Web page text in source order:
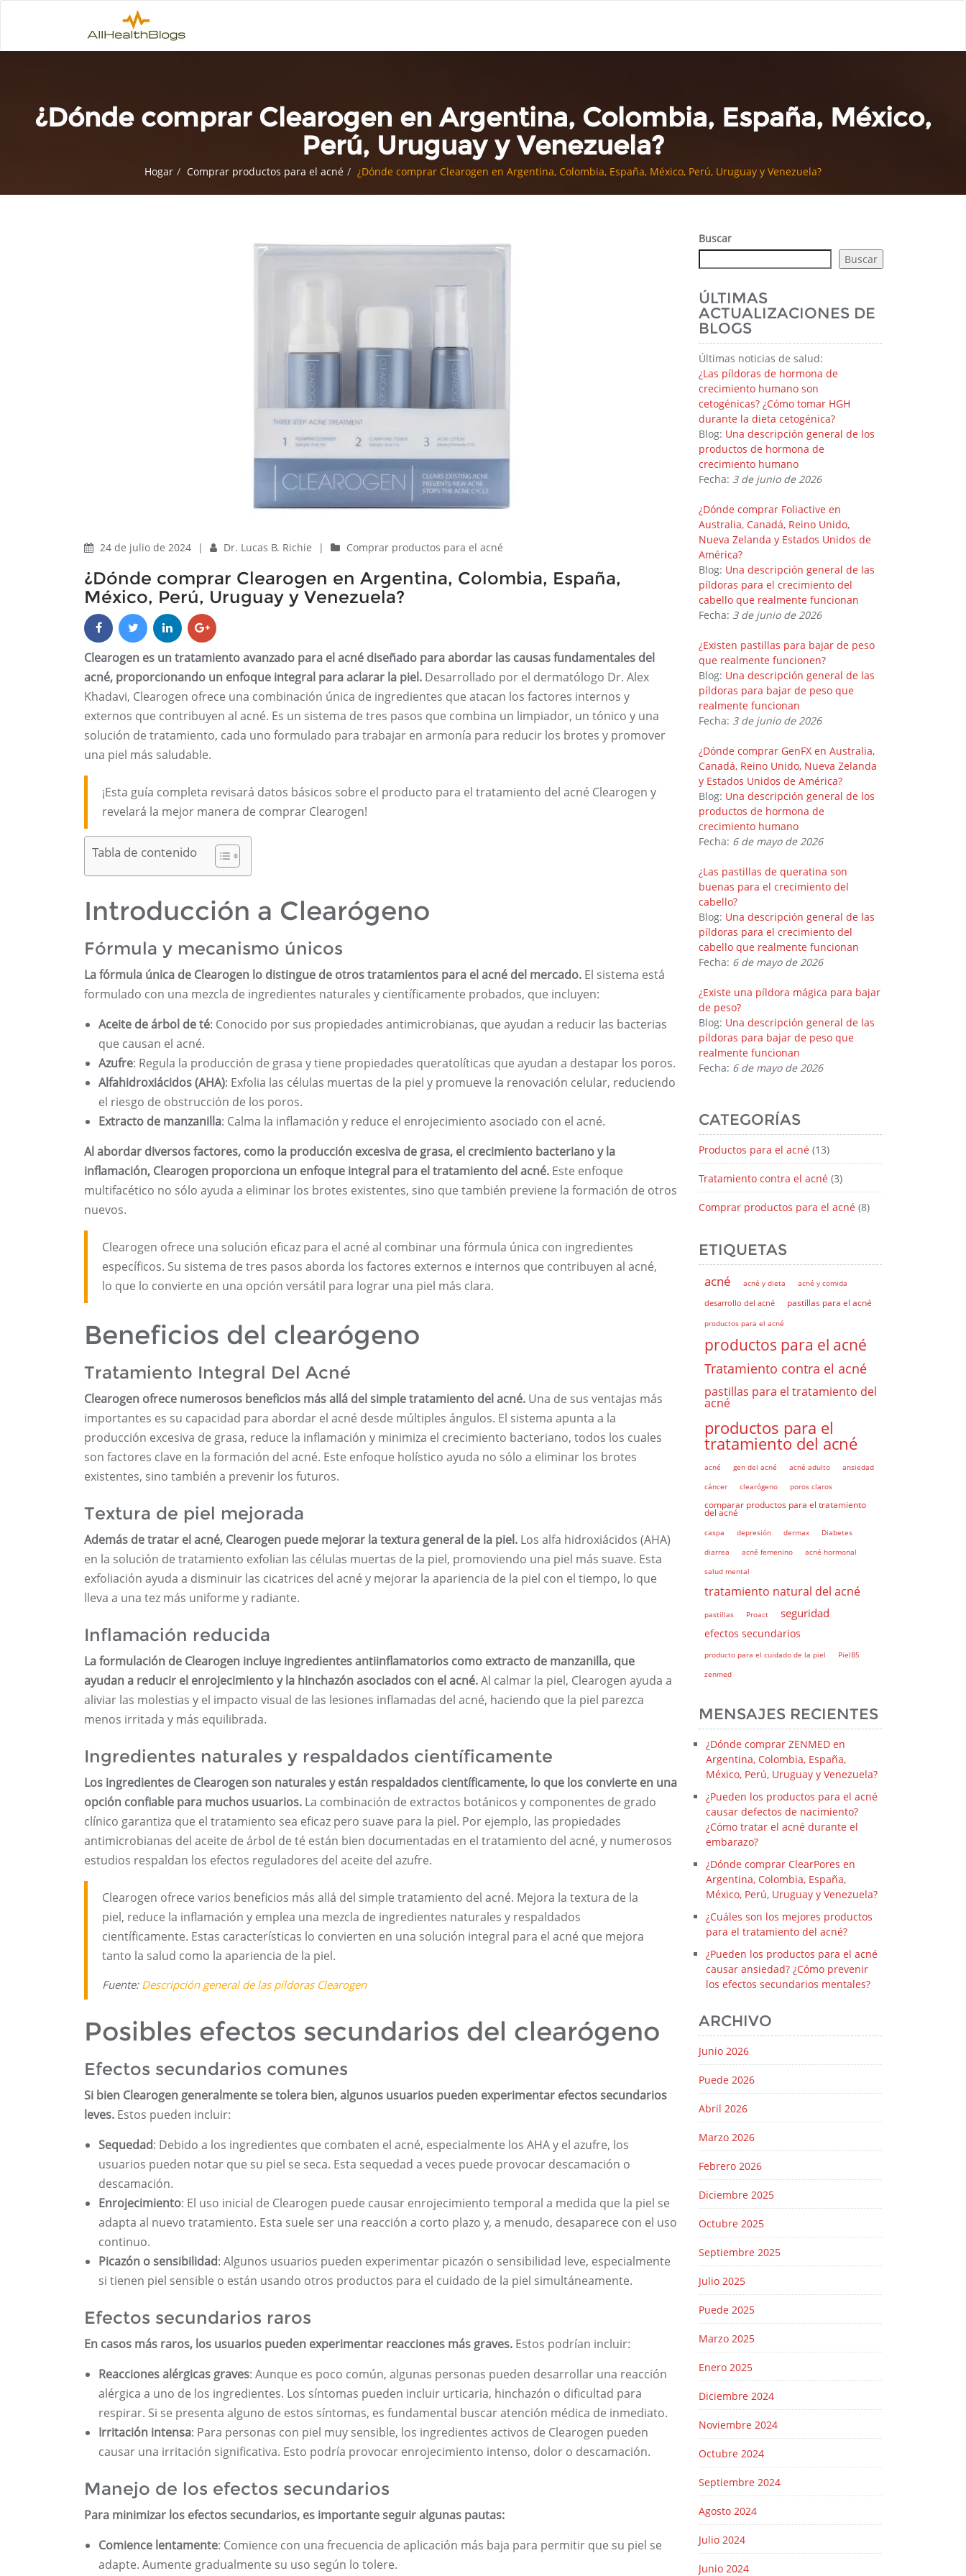
¿Dónde comprar Clearogen en Argentina, Colombia, España, México,
Perú, Uruguay y Venezuela?
Hogar Comprar productos para el acné ¿Dónde comprar Clearogen en Argentina, Colombia, España, México, Perú, Uruguay y Venezuela?
24 de julio de 2024 | Dr. Lucas B. Richie | Comprar productos para el acné
¿Dónde comprar Clearogen en Argentina, Colombia, España,
México, Perú, Uruguay y Venezuela?
Clearogen es un tratamiento avanzado para el acné diseñado para abordar las causas fundamentales del
acné, proporcionando un enfoque integral para aclarar la piel. Desarrollado por el dermatólogo Dr. Alex
Khadavi, Clearogen ofrece una combinación única de ingredientes que atacan los factores internos y
externos que contribuyen al acné. Es un sistema de tres pasos que combina un limpiador, un tónico y una
solución de tratamiento, cada uno formulado para trabajar en armonía para reducir los brotes y promover
una piel más saludable.
¡Esta guía completa revisará datos básicos sobre el producto para el tratamiento del acné Clearogen y
revelará la mejor manera de comprar Clearogen!
Tabla de contenido
Introducción a Clearógeno
Fórmula y mecanismo únicos
La fórmula única de Clearogen lo distingue de otros tratamientos para el acné del mercado. El sistema está
formulado con una mezcla de ingredientes naturales y científicamente probados, que incluyen:
Aceite de árbol de té: Conocido por sus propiedades antimicrobianas, que ayudan a reducir las bacterias
que causan el acné.
Azufre: Regula la producción de grasa y tiene propiedades queratolíticas que ayudan a destapar los poros.
Alfahidroxiácidos (AHA): Exfolia las células muertas de la piel y promueve la renovación celular, reduciendo
el riesgo de obstrucción de los poros.
Extracto de manzanilla: Calma la inflamación y reduce el enrojecimiento asociado con el acné.
Al abordar diversos factores, como la producción excesiva de grasa, el crecimiento bacteriano y la
inflamación, Clearogen proporciona un enfoque integral para el tratamiento del acné. Este enfoque
multifacético no sólo ayuda a eliminar los brotes existentes, sino que también previene la formación de otros
nuevos.
Clearogen ofrece una solución eficaz para el acné al combinar una fórmula única con ingredientes
específicos. Su sistema de tres pasos aborda los factores externos e internos que contribuyen al acné,
lo que lo convierte en una opción versátil para lograr una piel más clara.
Beneficios del clearógeno
Tratamiento Integral Del Acné
Clearogen ofrece numerosos beneficios más allá del simple tratamiento del acné. Una de sus ventajas más
importantes es su capacidad para abordar el acné desde múltiples ángulos. El sistema apunta a la
producción excesiva de grasa, reduce la inflamación y minimiza el crecimiento bacteriano, todos los cuales
son factores clave en la formación del acné. Este enfoque holístico ayuda no sólo a eliminar los brotes
existentes, sino también a prevenir los futuros.
Textura de piel mejorada
Además de tratar el acné, Clearogen puede mejorar la textura general de la piel. Los alfa hidroxiácidos (AHA)
en la solución de tratamiento exfolian las células muertas de la piel, promoviendo una piel más suave. Esta
exfoliación ayuda a disminuir las cicatrices del acné y mejorar la apariencia de la piel con el tiempo, lo que
lleva a una tez más uniforme y radiante.
Inflamación reducida
La formulación de Clearogen incluye ingredientes antiinflamatorios como extracto de manzanilla, que
ayudan a reducir el enrojecimiento y la hinchazón asociados con el acné.Al calmar la piel, Clearogen ayuda a
aliviar las molestias y el impacto visual de las lesiones inflamadas del acné, haciendo que la piel parezca
menos irritada y más equilibrada.
Ingredientes naturales y respaldados científicamente
Los ingredientes de Clearogen son naturales y están respaldados científicamente, lo que los convierte en una
opción confiable para muchos usuarios. La combinación de extractos botánicos y componentes de grado
clínico garantiza que el tratamiento sea eficaz pero suave para la piel. Por ejemplo, las propiedades
antimicrobianas del aceite de árbol de té están bien documentadas en el tratamiento del acné, y numerosos
estudios respaldan los efectos reguladores del aceite del azufre.
Clearogen ofrece varios beneficios más allá del simple tratamiento del acné. Mejora la textura de la
piel, reduce la inflamación y emplea una mezcla de ingredientes naturales y respaldados
científicamente. Estas características lo convierten en una solución integral para el acné que mejora
tanto la salud como la apariencia de la piel.
Fuente: Descripción general de las píldoras Clearogen
Posibles efectos secundarios del clearógeno
Efectos secundarios comunes
Si bien Clearogen generalmente se tolera bien, algunos usuarios pueden experimentar efectos secundarios
leves. Estos pueden incluir:
Sequedad: Debido a los ingredientes que combaten el acné, especialmente los AHA y el azufre, los
usuarios pueden notar que su piel se seca. Esta sequedad a veces puede provocar descamación o
descamación.
Enrojecimiento: El uso inicial de Clearogen puede causar enrojecimiento temporal a medida que la piel se
adapta al nuevo tratamiento. Esta suele ser una reacción a corto plazo y, a menudo, desaparece con el uso
continuo.
Picazón o sensibilidad: Algunos usuarios pueden experimentar picazón o sensibilidad leve, especialmente
si tienen piel sensible o están usando otros productos para el cuidado de la piel simultáneamente.
Efectos secundarios raros
En casos más raros, los usuarios pueden experimentar reacciones más graves. Estos podrían incluir:
Reacciones alérgicas graves: Aunque es poco común, algunas personas pueden desarrollar una reacción
alérgica a uno de los ingredientes. Los síntomas pueden incluir urticaria, hinchazón o dificultad para
respirar. Si se presenta alguno de estos síntomas, es fundamental buscar atención médica de inmediato.
Irritación intensa: Para personas con piel muy sensible, los ingredientes activos de Clearogen pueden
causar una irritación significativa. Esto podría provocar enrojecimiento intenso, dolor o descamación.
Manejo de los efectos secundarios
Para minimizar los efectos secundarios, es importante seguir algunas pautas:
Comience lentamente: Comience con una frecuencia de aplicación más baja para permitir que su piel se
adapte. Aumente gradualmente su uso según lo tolere.
Buscar
Buscar
ÚLTIMAS
ACTUALIZACIONES DE
BLOGS
Últimas noticias de salud:
¿Las píldoras de hormona de
crecimiento humano son
cetogénicas? ¿Cómo tomar HGH
durante la dieta cetogénica?
Blog: Una descripción general de los
productos de hormona de
crecimiento humano
Fecha: 3 de junio de 2026
¿Dónde comprar Foliactive en
Australia, Canadá, Reino Unido,
Nueva Zelanda y Estados Unidos de
América?
Blog: Una descripción general de las
píldoras para el crecimiento del
cabello que realmente funcionan
Fecha: 3 de junio de 2026
¿Existen pastillas para bajar de peso
que realmente funcionen?
Blog: Una descripción general de las
píldoras para bajar de peso que
realmente funcionan
Fecha: 3 de junio de 2026
¿Dónde comprar GenFX en Australia,
Canadá, Reino Unido, Nueva Zelanda
y Estados Unidos de América?
Blog: Una descripción general de los
productos de hormona de
crecimiento humano
Fecha: 6 de mayo de 2026
¿Las pastillas de queratina son
buenas para el crecimiento del
cabello?
Blog: Una descripción general de las
píldoras para el crecimiento del
cabello que realmente funcionan
Fecha: 6 de mayo de 2026
¿Existe una píldora mágica para bajar
de peso?
Blog: Una descripción general de las
píldoras para bajar de peso que
realmente funcionan
Fecha: 6 de mayo de 2026
CATEGORÍAS
Productos para el acné (13)
Tratamiento contra el acné (3)
Comprar productos para el acné (8)
ETIQUETAS
acné acné y dieta
acné y comida
desarrollo del acné
pastillas para el acné
productos para el acné
productos para el acné
Tratamiento contra el acné
pastillas para el tratamiento del
acné
productos para el
tratamiento del acné
acné gen del acné acné adulto
ansiedad
cáncer
clearógeno poros claros
comparar productos para el tratamiento
del acné
caspa depresión dermax
Diabetes
diarrea
acné femenino
acné hormonal
salud mental
tratamiento natural del acné
pastillas Proact seguridad
efectos secundarios
producto para el cuidado de la piel
PielB5
zenmed
MENSAJES RECIENTES
¿Dónde comprar ZENMED en
Argentina, Colombia, España,
México, Perú, Uruguay y Venezuela?
¿Pueden los productos para el acné
causar defectos de nacimiento?
¿Cómo tratar el acné durante el
embarazo?
¿Dónde comprar ClearPores en
Argentina, Colombia, España,
México, Perú, Uruguay y Venezuela?
¿Cuáles son los mejores productos
para el tratamiento del acné?
¿Pueden los productos para el acné
causar ansiedad? ¿Cómo prevenir
los efectos secundarios mentales?
ARCHIVO
Junio 2026
Puede 2026
Abril 2026
Marzo 2026
Febrero 2026
Diciembre 2025
Octubre 2025
Septiembre 2025
Julio 2025
Puede 2025
Marzo 2025
Enero 2025
Diciembre 2024
Noviembre 2024
Octubre 2024
Septiembre 2024
Agosto 2024
Julio 2024
Junio 2024